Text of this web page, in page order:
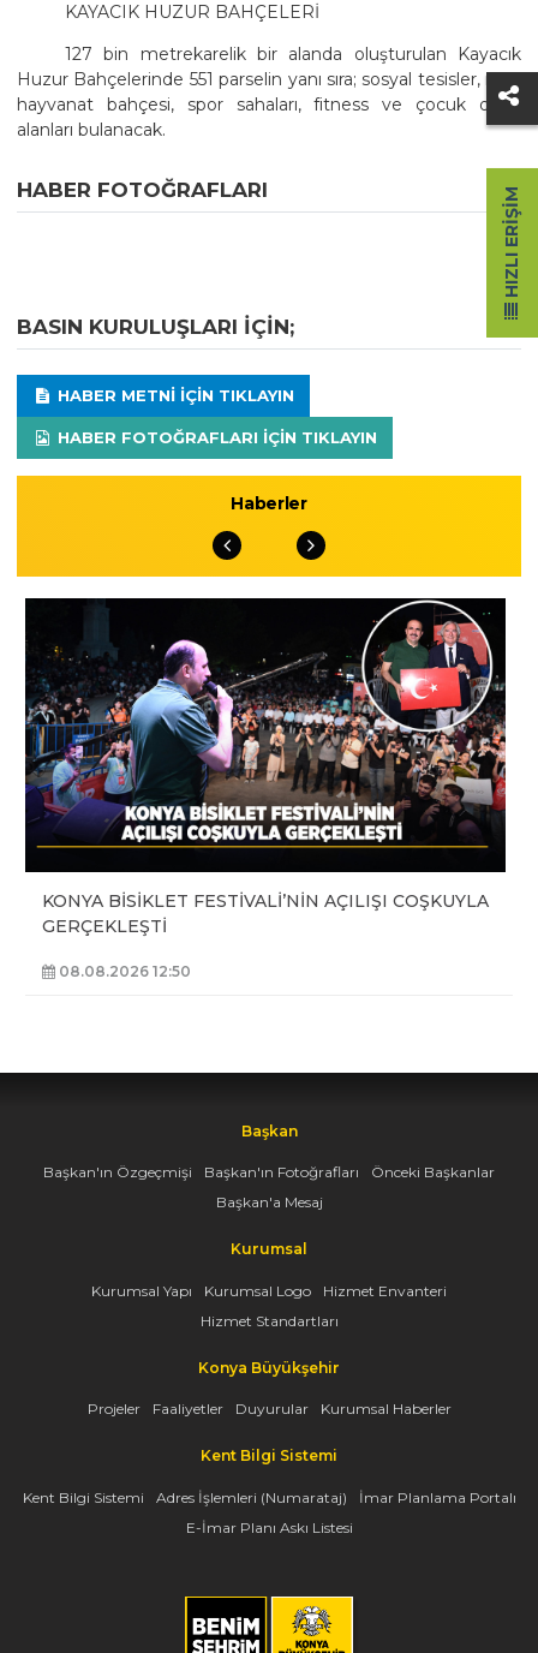
KAYACIK HUZUR BAHÇELERİ
127 bin metrekarelik bir alanda oluşturulan Kayacık
Huzur Bahçelerinde 551 parselin yanı sıra; sosyal tesisler, mini
hayvanat bahçesi, spor sahaları, fitness ve çocuk oyun
alanları bulanacak.
HABER FOTOĞRAFLARI
BASIN KURULUŞLARI IÇIN;
HABER METNI IÇIN TIKLAYIN
HABER FOTOĞRAFLARI IÇIN TIKLAYIN
Haberler
KONYA BİSİKLET FESTİVALİ’NİN AÇILIŞI COŞKUYLA
GERÇEKLEŞTİ
08.08.2026 12:50
Başkan
Başkan'ın Özgeçmişi Başkan'ın Fotoğrafları
Önceki Başkanlar
Başkan'a Mesaj
Kurumsal
Kurumsal Yapı Kurumsal Logo
Hizmet Envanteri
Hizmet Standartları
Konya Büyükşehir
Projeler Faaliyetler Duyurular Kurumsal Haberler
Kent Bilgi Sistemi
Kent Bilgi Sistemi Adres İşlemleri (Numarataj)
İmar Planlama Portalı
E-İmar Planı Askı Listesi
HIZLI ERIŞIM